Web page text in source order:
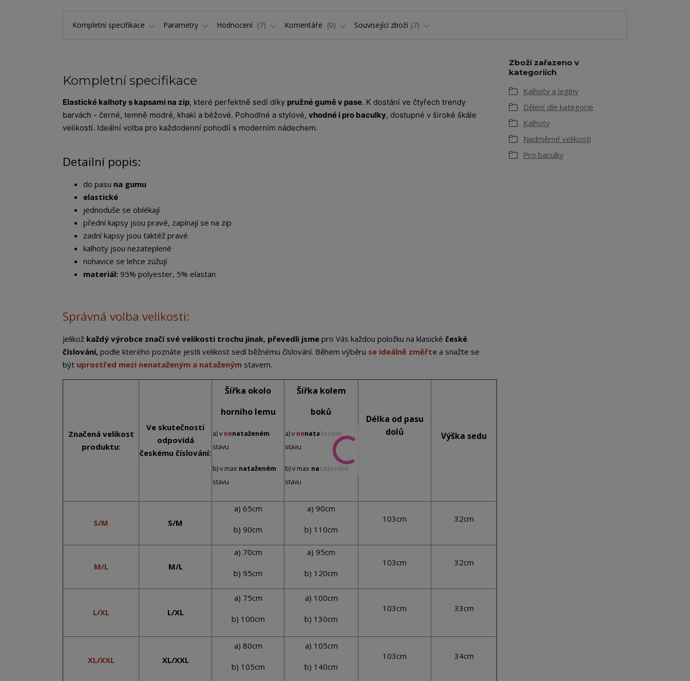
Kompletní specifikace Parametry Hodnocení 7 Komentáře 0 Související zboží 7
Kompletní specifikace
Elastické kalhoty s kapsami na zip, které perfektně sedí díky pružné gumě v pase. K dostání ve čtyřech trendy
barvách - černé, temně modré, khaki a béžové. Pohodlné a stylové, vhodné i pro baculky, dostupné v široké škále
velikostí. Ideální volba pro každodenní pohodlí s moderním nádechem.
Detailní popis:
do pasu na gumu
elastické
jednoduše se oblékají
přední kapsy jsou pravé, zapínají se na zip
zadní kapsy jsou taktéž pravé
kalhoty jsou nezateplené
nohavice se lehce zúžují
materiál: 95% polyester, 5% elastan
Správná volba velikosti:
Jelikož každý výrobce značí své velikosti trochu jinak, převedli jsme pro Vás každou položku na klasické české
číslování, podle kterého poznáte jestli velikost sedí běžnému číslování. Během výběru se ideálně změřte a snažte se
být uprostřed mezi nenataženým a nataženým stavem.
Značená velikost
produktu:
Ve skutečnosti
odpovídá
českému číslování:
Šířka okolo
horního lemu
a) vnenataženém
stavu
b) v max nataženém
stavu
Šířka kolem
boků
a) vnenataženém
stavu
b) v max nataženém
stavu
Délka od pasu
dolů
Výška sedu
S/M S/M
a) 65cm
b) 90cm
a) 90cm
b) 110cm
103cm 32cm
M/L M/L
a) 70cm
b) 95cm
a) 95cm
b) 120cm
103cm 32cm
L/XL L/XL
a) 75cm
b) 100cm
a) 100cm
b) 130cm
103cm 33cm
XL/XXL XL/XXL
a) 80cm
b) 105cm
a) 105cm
b) 140cm
103cm 34cm
Zboží zařazeno v
kategoriích
Kalhoty a legíny
Dělení dle kategorie
Kalhoty
Nadměrné velikosti
Pro baculky